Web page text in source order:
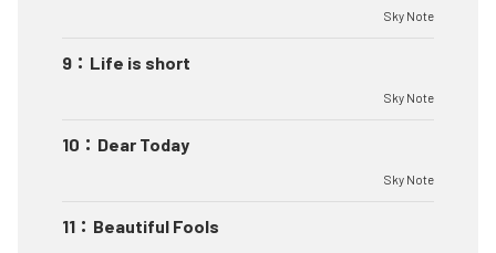
Sky Note
9 ： Life is short
Sky Note
10 ： Dear Today
Sky Note
11 ： Beautiful Fools